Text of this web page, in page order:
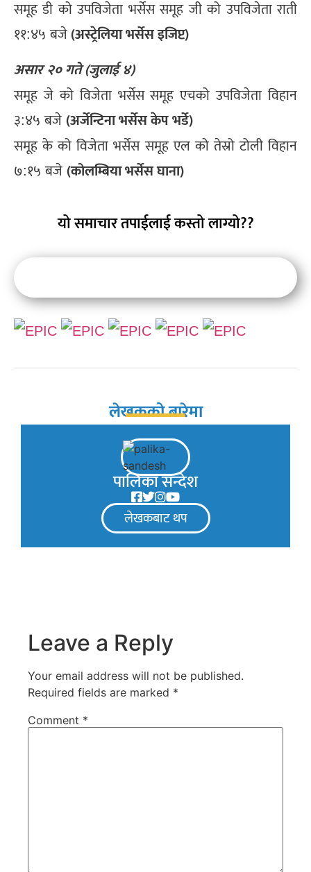
समूह डी को उपविजेता भर्सेस समूह जी को उपविजेता राती
११:४५ बजे (अस्ट्रेलिया भर्सेस इजिप्ट)
असार २० गते (जुलाई ४)
समूह जे को विजेता भर्सेस समूह एचको उपविजेता विहान
३:४५ बजे (अर्जेन्टिना भर्सेस केप भर्डे)
समूह के को विजेता भर्सेस समूह एल को तेस्रो टोली विहान
७:१५ बजे (कोलम्बिया भर्सेस घाना)
यो समाचार तपाईलाई कस्तो लाग्यो??
लेखकको बारेमा
पालिका सन्देश
लेखकबाट थप
Leave a Reply
Your email address will not be published.
Required fields are marked *
Comment *